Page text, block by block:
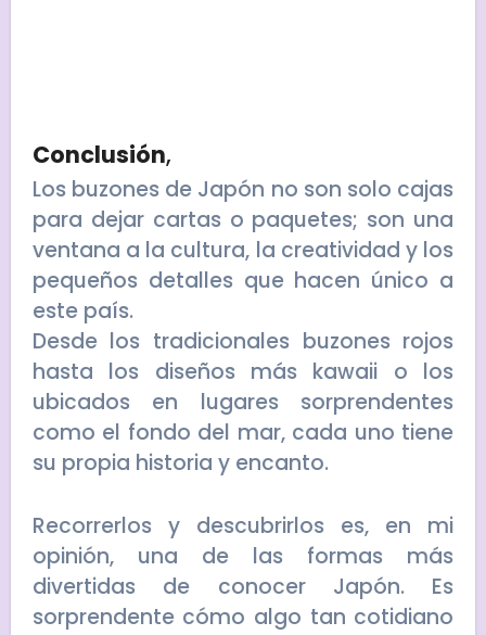
Conclusión,
Los buzones de Japón no son solo cajas
para dejar cartas o paquetes; son una
ventana a la cultura, la creatividad y los
pequeños detalles que hacen único a
este país.
Desde los tradicionales buzones rojos
hasta los diseños más kawaii o los
ubicados en lugares sorprendentes
como el fondo del mar, cada uno tiene
su propia historia y encanto.
Recorrerlos y descubrirlos es, en mi
opinión, una de las formas más
divertidas de conocer Japón. Es
sorprendente cómo algo tan cotidiano